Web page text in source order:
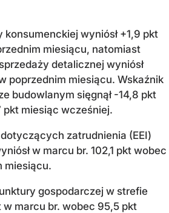
wyniósł +1,9 pkt
miesiącu, natomiast
detalicznej wyniósł
poprzednim miesiącu. Wskaźnik
budowlanym sięgnął -14,8 pkt
miesiąc wcześniej.
zatrudnienia (EEI)
w marcu br. 102,1 pkt wobec
miesiącu.
gospodarczej w strefie
w marcu br. wobec 95,5 pkt